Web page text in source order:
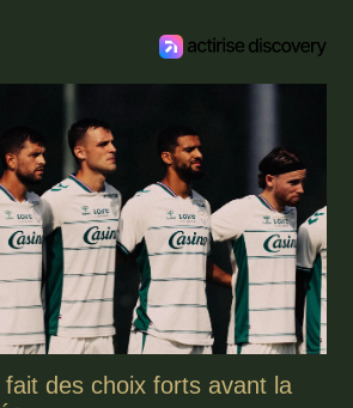
des choix forts avant la